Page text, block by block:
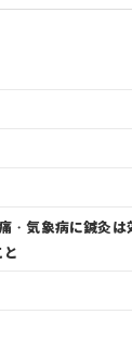
・気象病に鍼灸は
と